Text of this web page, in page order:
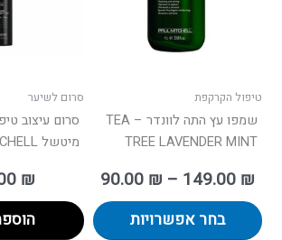
טיפול הקרקפת
שמפו עץ התה לוונדר – TEA
TREE LAVENDER MINT
90.00 ₪ – 149.00 ₪
בחר אפשרויות
בעמוד
סרום לשיער
מיטשל PAUL MITCHELL
₪